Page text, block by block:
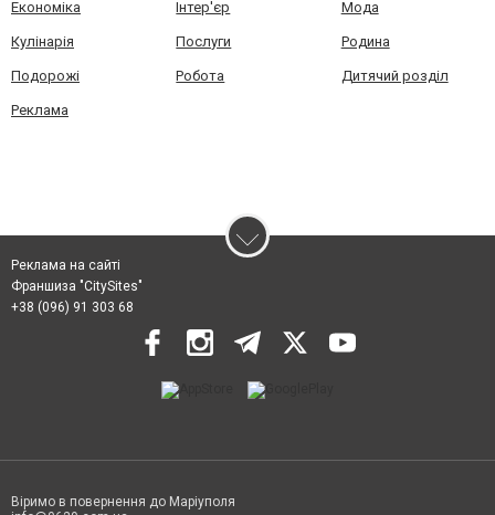
Економіка Інтер'єр Мода
Кулінарія Послуги Родина
Подорожі Робота Дитячий розділ
Реклама
Реклама на сайті
Франшиза "CitySites"
+38 (096) 91 303 68
Віримо в повернення до Маріуполя